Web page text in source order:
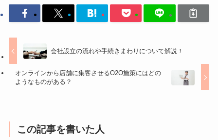
会社設立の流れや手続きまわりについて解説！
オンラインから店舗に集客させるO2O施策にはどの
ようなものがある？
この記事を書いた人